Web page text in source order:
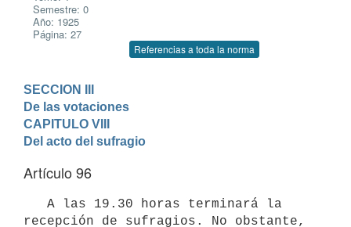
Semestre: 0
Año: 1925
Página: 27
Referencias a toda la norma
SECCION III
De las votaciones
CAPITULO VIII
Del acto del sufragio
Artículo 96
recepción de sufragios. No obstante,